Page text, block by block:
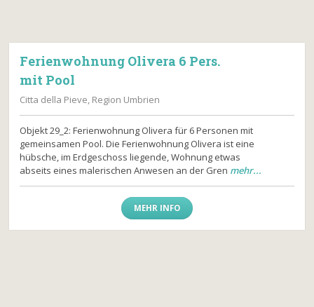
Ferienwohnung Olivera 6 Pers.
mit Pool
Citta della Pieve, Region Umbrien
Objekt 29_2: Ferienwohnung Olivera für 6 Personen mit
gemeinsamen Pool. Die Ferienwohnung Olivera ist eine
hübsche, im Erdgeschoss liegende, Wohnung etwas
abseits eines malerischen Anwesen an der Gren mehr...
MEHR INFO